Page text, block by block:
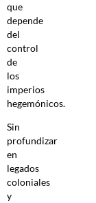
que
depende
del
control
de
los
imperios
hegemónicos.
Sin
profundizar
en
legados
coloniales
y